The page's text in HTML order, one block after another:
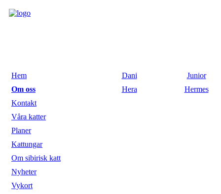
Hem
Om oss
Kontakt
Våra katter
Planer
Kattungar
Om sibirisk katt
Nyheter
Vykort
Dani
Junior
Hera
Hermes